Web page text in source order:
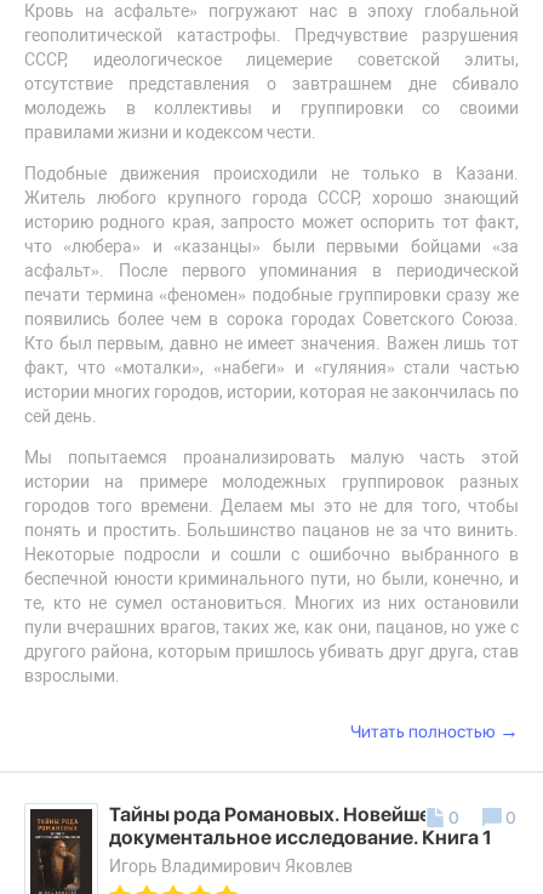
Кровь на асфальте» погружают нас в эпоху глобальной
геополитической катастрофы. Предчувствие разрушения
СССР, идеологическое лицемерие советской элиты,
отсутствие представления о завтрашнем дне сбивало
молодежь в коллективы и группировки со своими
правилами жизни и кодексом чести.
Подобные движения происходили не только в Казани.
Житель любого крупного города СССР, хорошо знающий
историю родного края, запросто может оспорить тот факт,
что «любера» и «казанцы» были первыми бойцами «за
асфальт». После первого упоминания в периодической
печати термина «феномен» подобные группировки сразу же
появились более чем в сорока городах Советского Союза.
Кто был первым, давно не имеет значения. Важен лишь тот
факт, что «моталки», «набеги» и «гуляния» стали частью
истории многих городов, истории, которая не закончилась по
сей день.
Мы попытаемся проанализировать малую часть этой
истории на примере молодежных группировок разных
городов того времени. Делаем мы это не для того, чтобы
понять и простить. Большинство пацанов не за что винить.
Некоторые подросли и сошли с ошибочно выбранного в
беспечной юности криминального пути, но были, конечно, и
те, кто не сумел остановиться. Многих из них остановили
пули вчерашних врагов, таких же, как они, пацанов, но уже с
другого района, которым пришлось убивать друг друга, став
взрослыми.
Читать полностью →
Тайны рода Романовых. Новейшее
документальное исследование. Книга 1
Игорь Владимирович Яковлев
0 0